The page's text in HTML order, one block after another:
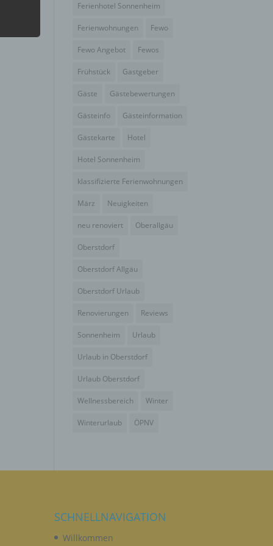
Ferienhotel Sonnenheim
Ferienwohnungen Fewo
Fewo Angebot Fewos
Frühstück Gastgeber
Gäste Gästebewertungen
Gästeinfo Gästeinformation
Gästekarte Hotel
Hotel Sonnenheim
klassifizierte Ferienwohnungen
März Neuigkeiten
neu renoviert Oberallgäu
Oberstdorf
Oberstdorf Allgäu
Oberstdorf Urlaub
Renovierungen Reviews
Sonnenheim Urlaub
Urlaub in Oberstdorf
Urlaub Oberstdorf
Wellnessbereich Winter
Winterurlaub ÖPNV
SCHNELLNAVIGATION
Willkommen